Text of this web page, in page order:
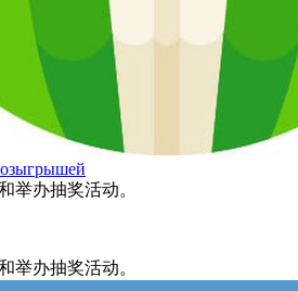
举办抽奖活动。
举办抽奖活动。